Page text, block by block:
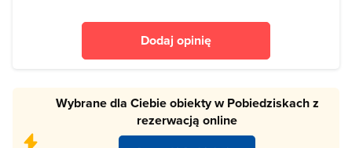
Dodaj opinię
Wybrane dla Ciebie obiekty w Pobiedziskach z
rezerwacją online